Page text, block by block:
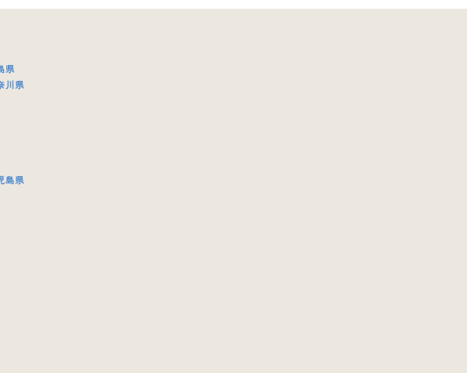
〜
へ提供すること、または当社サービ
県
川県
島県